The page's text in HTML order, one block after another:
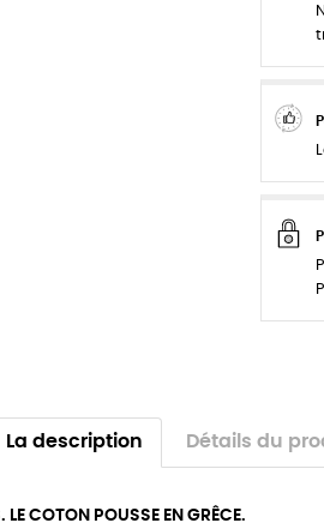
La description Détails du
COTON POUSSE EN GRÊCE.